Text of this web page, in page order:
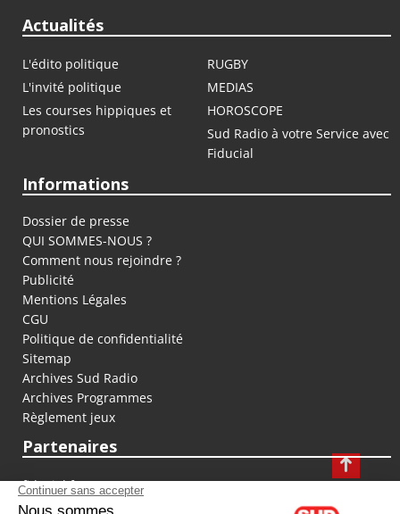
Actualités
L'édito politique
RUGBY
L'invité politique
MEDIAS
Les courses hippiques et
pronostics
HOROSCOPE
Sud Radio à votre Service avec
Fiducial
Informations
Dossier de presse
QUI SOMMES-NOUS ?
Comment nous rejoindre ?
Publicité
Mentions Légales
CGU
Politique de confidentialité
Sitemap
Archives Sud Radio
Archives Programmes
Règlement jeux
Partenaires
fiducial.fr
lyoncapitale.fr